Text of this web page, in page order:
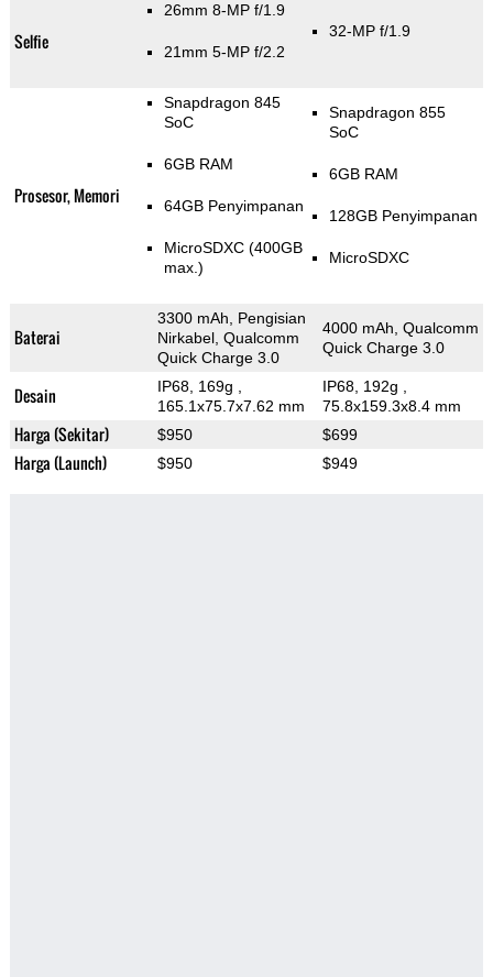
Selfie
26mm 8-MP f/1.9
21mm 5-MP f/2.2
32-MP f/1.9
Prosesor, Memori
Snapdragon 845
SoC
6GB RAM
64GB Penyimpanan
MicroSDXC (400GB
max.)
Snapdragon 855
SoC
6GB RAM
128GB Penyimpanan
MicroSDXC
Baterai
3300 mAh, Pengisian
Nirkabel, Qualcomm
Quick Charge 3.0
4000 mAh, Qualcomm
Quick Charge 3.0
Desain IP68, 169g
165.1x75.7x7.62 mm
IP68, 192g
75.8x159.3x8.4 mm
Harga (Sekitar) $950 $699
Harga (Launch) $950 $949